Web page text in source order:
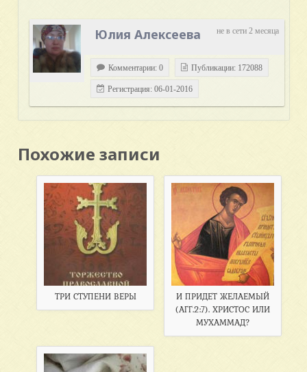
не в сети 2 месяца
Юлия Алексеева
Комментарии: 0 Публикации: 172088
Регистрация: 06-01-2016
Похожие записи
ТРИ СТУПЕНИ ВЕРЫ
И ПРИДЕТ ЖЕЛАЕМЫЙ
(АГГ.2:7). ХРИСТОС ИЛИ
МУХАММАД?